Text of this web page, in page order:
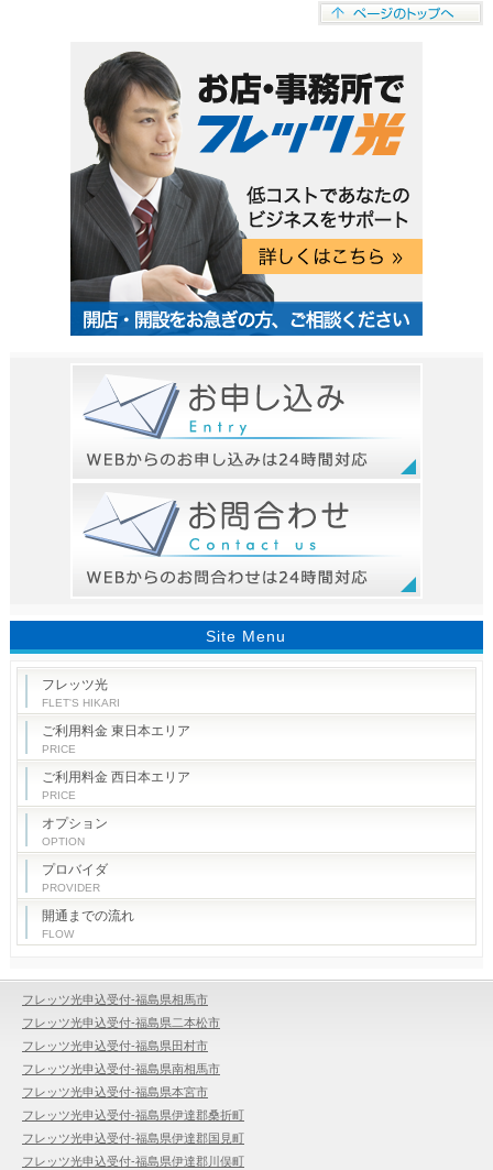
Site Menu
フレッツ光
FLET'S HIKARI
ご利用料金 東日本エリア
PRICE
ご利用料金 西日本エリア
PRICE
オプション
OPTION
プロバイダ
PROVIDER
開通までの流れ
FLOW
フレッツ光申込受付-福島県相馬市
フレッツ光申込受付-福島県二本松市
フレッツ光申込受付-福島県田村市
フレッツ光申込受付-福島県南相馬市
フレッツ光申込受付-福島県本宮市
フレッツ光申込受付-福島県伊達郡桑折町
フレッツ光申込受付-福島県伊達郡国見町
フレッツ光申込受付-福島県伊達郡川俣町